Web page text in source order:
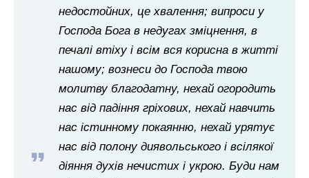
недостойних, це хвалення; випроси у
Господа Бога в недугах зміцнення, в
печалі втіху і всім вся корисна в житті
нашому; вознеси до Господа твою
молитву благодатну, нехай огородить
нас від падіння гріхових, нехай навчить
нас істинному покаянню, нехай урятує
нас від полону диявольського і всілякої
діяння духів нечистих і укрою. Буди нам